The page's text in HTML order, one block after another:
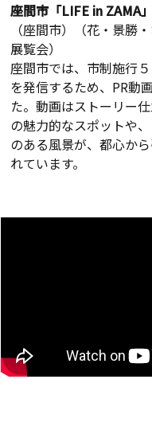
座間市「LIFE in ZAMA」
（座間市）（花・景勝
展覧会）
座間市では、市制施行
を発信するため、PR動
た。動画はストーリー
の魅力的なスポットや
のある風景が、都心か
れています。